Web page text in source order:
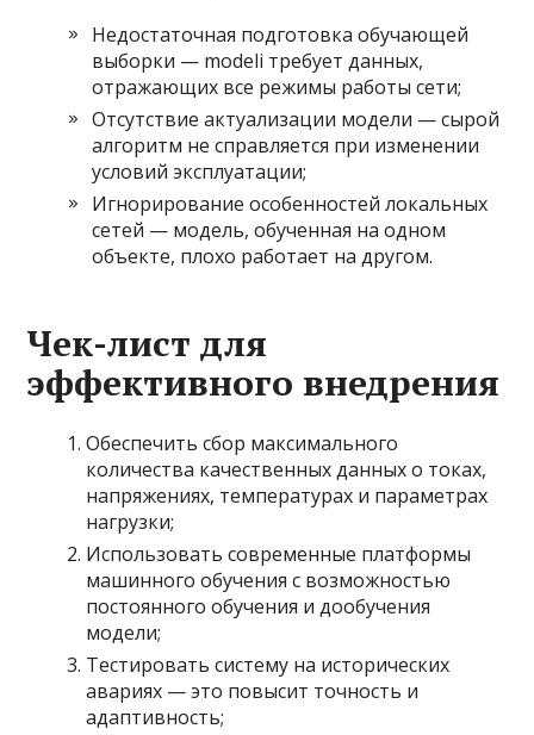
Недостаточная подготовка обучающей
выборки — modeli требует данных,
отражающих все режимы работы сети;
Отсутствие актуализации модели — сырой
алгоритм не справляется при изменении
условий эксплуатации;
Игнорирование особенностей локальных
сетей — модель, обученная на одном
объекте, плохо работает на другом.
Чек-лист для
эффективного внедрения
Обеспечить сбор максимального
количества качественных данных о токах,
напряжениях, температурах и параметрах
нагрузки;
Использовать современные платформы
машинного обучения с возможностью
постоянного обучения и дообучения
модели;
Тестировать систему на исторических
авариях — это повысит точность и
адаптивность;